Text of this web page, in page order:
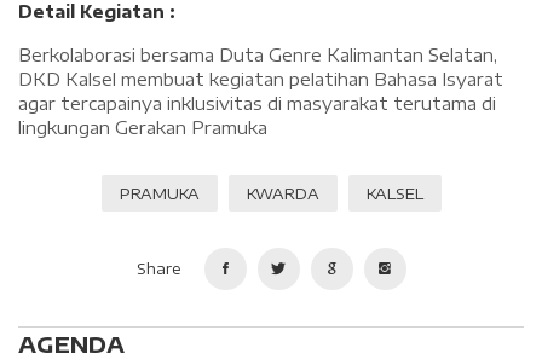
Detail Kegiatan :
Berkolaborasi bersama Duta Genre Kalimantan Selatan,
DKD Kalsel membuat kegiatan pelatihan Bahasa Isyarat
agar tercapainya inklusivitas di masyarakat terutama di
lingkungan Gerakan Pramuka
PRAMUKA KWARDA KALSEL
Share
AGENDA